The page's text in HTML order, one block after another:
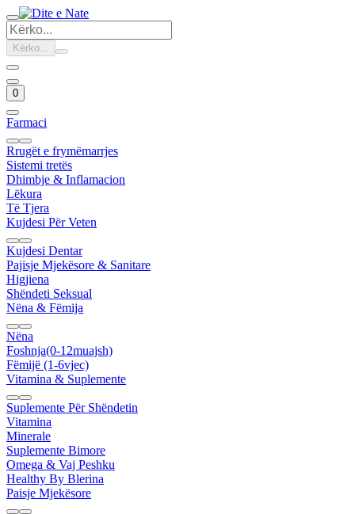
Kërko...
0
Farmaci
Rrugët e frymëmarrjes
Sistemi tretës
Dhimbje & Inflamacion
Lëkura
Të Tjera
Kujdesi Për Veten
Kujdesi Dentar
Pajisje Mjekësore & Sanitare
Higjiena
Shëndeti Seksual
Nëna & Fëmija
Nëna
Foshnja(0-12muajsh)
Fëmijë (1-6vjec)
Vitamina & Suplemente
Suplemente Për Shëndetin
Vitamina
Minerale
Suplemente Bimore
Omega & Vaj Peshku
Healthy By Blerina
Paisje Mjekësore